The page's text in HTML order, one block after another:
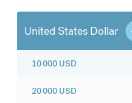
United States Dollar
10 000 USD
20 000 USD